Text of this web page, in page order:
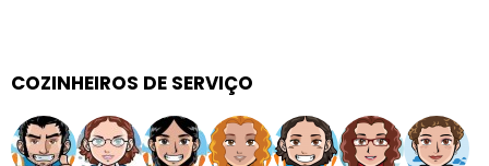
COZINHEIROS DE SERVIÇO